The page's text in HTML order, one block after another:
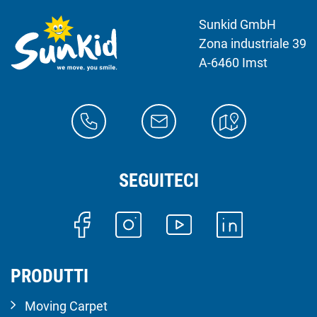
Sunkid GmbH
Zona industriale 39
A-6460 Imst
SEGUITECI
PRODUTTI
Moving Carpet